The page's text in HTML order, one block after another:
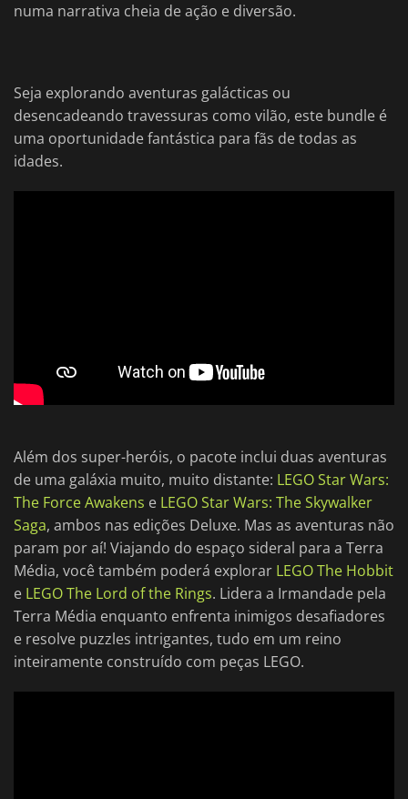
numa narrativa cheia de ação e diversão.
Seja explorando aventuras galácticas ou
desencadeando travessuras como vilão, este bundle é
uma oportunidade fantástica para fãs de todas as
idades.
Além dos super-heróis, o pacote inclui duas aventuras
de uma galáxia muito, muito distante: LEGO Star Wars:
The Force Awakens e LEGO Star Wars: The Skywalker
Saga, ambos nas edições Deluxe. Mas as aventuras não
param por aí! Viajando do espaço sideral para a Terra
Média, você também poderá explorar LEGO The Hobbit
e LEGO The Lord of the Rings. Lidera a Irmandade pela
Terra Média enquanto enfrenta inimigos desafiadores
e resolve puzzles intrigantes, tudo em um reino
inteiramente construído com peças LEGO.